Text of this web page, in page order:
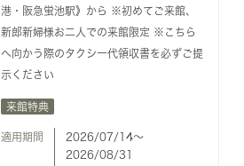
港・阪急蛍池駅》から ※初めてご来館、
新郎新婦様お二人での来館限定 ※こちら
へ向かう際のタクシー代領収書を必ずご提
示ください
来館特典
適用期間
2026/07/14〜
2026/08/31